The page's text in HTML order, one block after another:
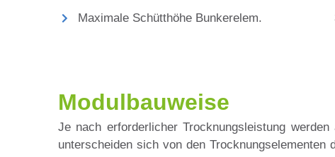
Maximale Schütthöhe Bunkerelem.
Modulbauweise
Je nach erforderlicher Trocknungsleistung
unterscheiden sich von den